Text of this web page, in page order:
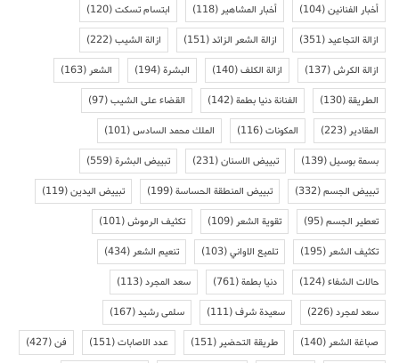
أخبار الفنانين(104) أخبار المشاهير(118) ابتسام تسكت(120)
ازالة التجاعيد(351) ازالة الشعر الزائد(151) ازالة الشيب(222)
ازالة الكرش(137) ازالة الكلف(140) البشرة(194) الشعر(163)
الطريقة(130) الفنانة دنيا بطمة(142) القضاء على الشيب(97)
المقادير(223) المكونات(116) الملك محمد السادس(101)
بسمة بوسيل(139) تبييض الاسنان(231) تبييض البشرة(559)
تبييض الجسم(332) تبييض المنطقة الحساسة(199) تبييض اليدين(119)
تعطير الجسم(95) تقوية الشعر(109) تكثيف الرموش(101)
تكثيف الشعر(195) تلميع الاواني(103) تنعيم الشعر(434)
حالات الشفاء(124) دنيا بطمة(761) سعد المجرد(113)
سعد لمجرد(226) سعيدة شرف(111) سلمى رشيد(167)
صباغة الشعر(140) طريقة التحضير(151) عدد الاصابات(151) فن(427)